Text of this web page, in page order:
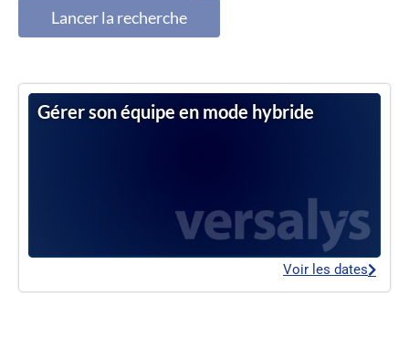
Lancer la recherche
Gérer son équipe en mode hybride
Voir les dates